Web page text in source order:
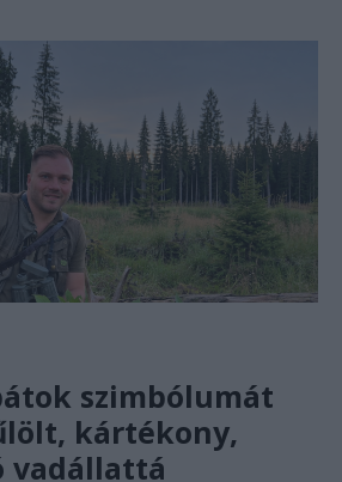
szimbólumát
kártékony,
vadállattá